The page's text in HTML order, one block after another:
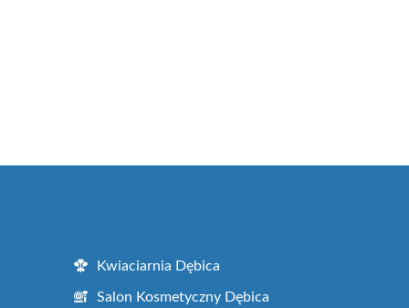
Kwiaciarnia Dębica
Salon Kosmetyczny Dębica